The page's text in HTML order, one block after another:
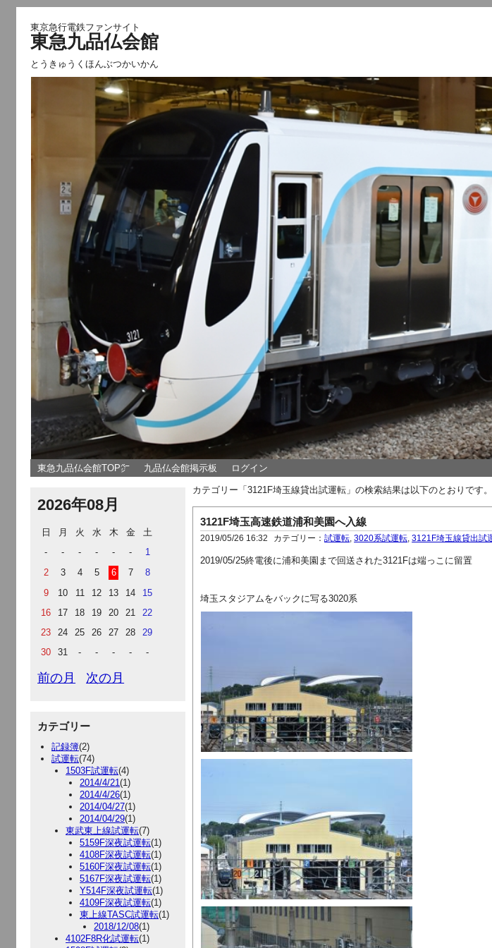
東京急行電鉄ファンサイト
東急九品仏会館
とうきゅうくほんぶつかいかん
東急九品仏会館TOP㌻ 九品仏会館掲示板 ログイン
2026年08月
日 月 火 水 木 金
土
-
- - - - -
1
2
3 4 5 6 7
8
9
10 11 12 13 14
15
16
17 18 19 20 21
22
23
24 25 26 27 28
29
30
31 - - - - -
前の月 次の月
カテゴリー
記録簿(2)
試運転(74)
1503F試運転(4)
2014/4/21(1)
2014/4/26(1)
2014/04/27(1)
2014/04/29(1)
東武東上線試運転(7)
5159F深夜試運転(1)
4108F深夜試運転(1)
5160F深夜試運転(1)
5167F深夜試運転(1)
Y514F深夜試運転(1)
4109F深夜試運転(1)
東上線TASC試運転(1)
2018/12/08(1)
4102F8R化試運転(1)
カテゴリー「3121F埼玉線貸出試運転」の検索結果は以下のとおりです。
3121F埼玉高速鉄道浦和美園へ入線
2019/05/26 16:32 カテゴリー：試運転 ,3020系試運転 ,3121F埼玉線貸出試
2019/05/25終電後に浦和美園まで回送された3121Fは端っこに留置
埼玉スタジアムをバックに写る3020系